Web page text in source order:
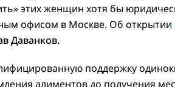
этих женщин хотя бы
офисом в Москве. Об открытии
Даванков.
поддержку
алиментов до получения